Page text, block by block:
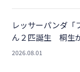
レッサーパンダ
ん２匹誕生 桐生
2026.08.01